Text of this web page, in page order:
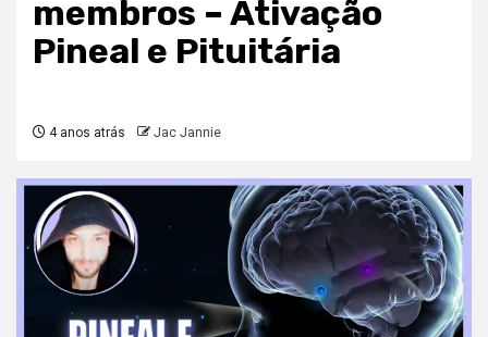
membros – Ativação
Pineal e Pituitária
4 anos atrás Jac Jannie